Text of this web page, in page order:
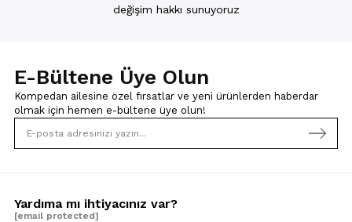
değişim hakkı sunuyoruz
E-Bültene Üye Olun
Kompedan ailesine özel fırsatlar ve yeni ürünlerden haberdar
olmak için hemen e-bültene üye olun!
Yardıma mı ihtiyacınız var?
[email protected]